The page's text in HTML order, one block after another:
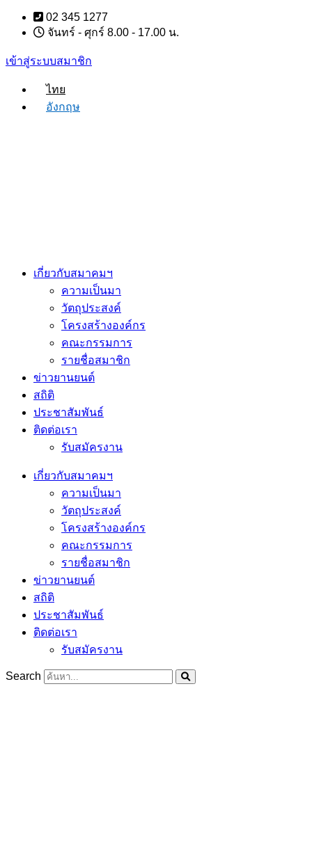
Skip
content
02 345 1277
จันทร์ - ศุกร์ 8.00 - 17.00 น.
เข้าสู่ระบบสมาชิก
ไทย
อังกฤษ
เกี่ยวกับสมาคมฯ
ความเป็นมา
วัตถุประสงค์
โครงสร้างองค์กร
คณะกรรมการ
รายชื่อสมาชิก
ข่าวยานยนต์
สถิติ
ประชาสัมพันธ์
ติดต่อเรา
รับสมัครงาน
เกี่ยวกับสมาคมฯ
ความเป็นมา
วัตถุประสงค์
โครงสร้างองค์กร
คณะกรรมการ
รายชื่อสมาชิก
ข่าวยานยนต์
สถิติ
ประชาสัมพันธ์
ติดต่อเรา
รับสมัครงาน
Search